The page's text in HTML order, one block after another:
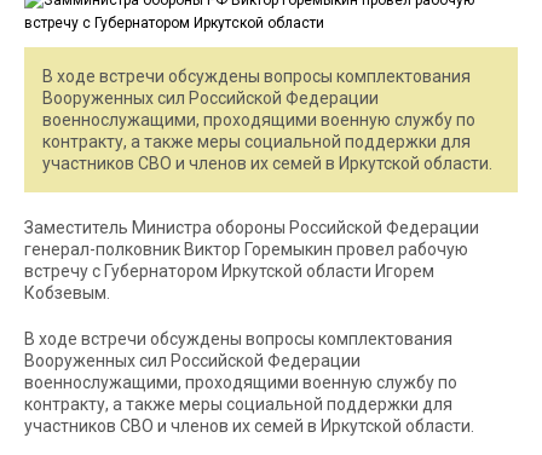
В ходе встречи обсуждены вопросы комплектования
Вооруженных сил Российской Федерации
военнослужащими, проходящими военную службу по
контракту, а также меры социальной поддержки для
участников СВО и членов их семей в Иркутской области.
Заместитель Министра обороны Российской Федерации
генерал-полковник Виктор Горемыкин провел рабочую
встречу с Губернатором Иркутской области Игорем
Кобзевым.
В ходе встречи обсуждены вопросы комплектования
Вооруженных сил Российской Федерации
военнослужащими, проходящими военную службу по
контракту, а также меры социальной поддержки для
участников СВО и членов их семей в Иркутской области.